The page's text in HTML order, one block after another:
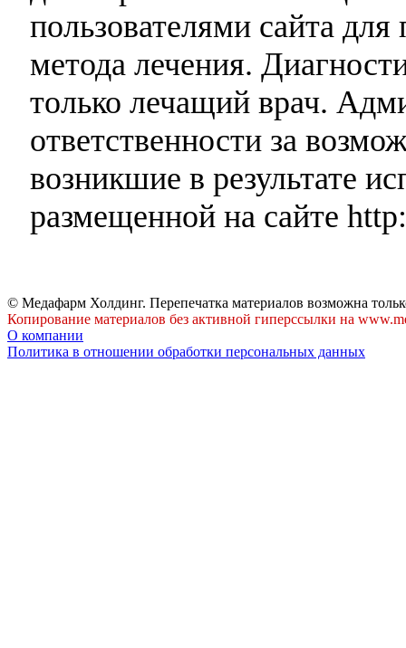
пользователями сайта
метода лечения.
только лечащий врач.
ответственности за
возникшие в результате
размещенной на сайте
© Медафарм Холдинг. Перепечатка материалов возможна
Копирование материалов без активной гиперссылки на
О компании
Политика в отношении обработки персональных данных